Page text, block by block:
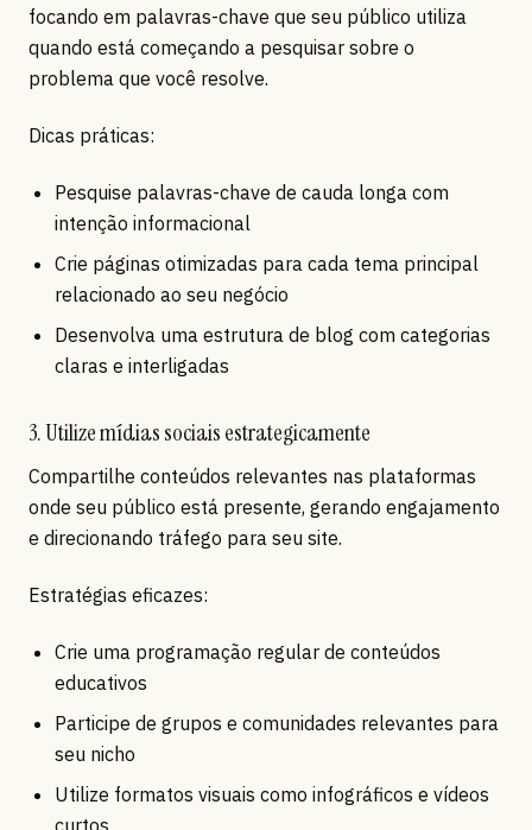
focando em palavras-chave que seu público utiliza
quando está começando a pesquisar sobre o
problema que você resolve.
Dicas práticas:
Pesquise palavras-chave de cauda longa com
intenção informacional
Crie páginas otimizadas para cada tema principal
relacionado ao seu negócio
Desenvolva uma estrutura de blog com categorias
claras e interligadas
3. Utilize mídias sociais estrategicamente
Compartilhe conteúdos relevantes nas plataformas
onde seu público está presente, gerando engajamento
e direcionando tráfego para seu site.
Estratégias eficazes:
Crie uma programação regular de conteúdos
educativos
Participe de grupos e comunidades relevantes para
seu nicho
Utilize formatos visuais como infográficos e vídeos